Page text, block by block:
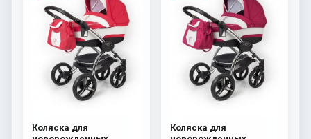
Коляска для
Коляска для